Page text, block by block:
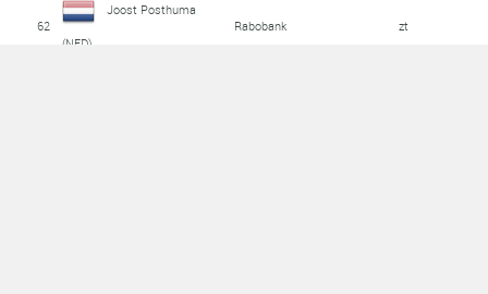
62
Joost Posthuma
(NED)
Rabobank zt